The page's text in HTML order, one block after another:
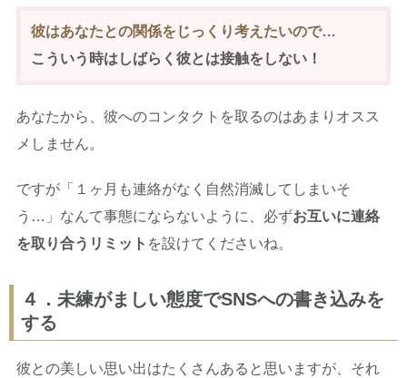
彼はあなたとの関係をじっくり考えたいので…
こういう時はしばらく彼とは接触をしない！
あなたから、彼へのコンタクトを取るのはあまりオスス
メしません。
ですが「１ヶ月も連絡がなく自然消滅してしまいそ
う…」なんて事態にならないように、必ずお互いに連絡
を取り合うリミット を設けてくださいね。
４．未練がましい態度でSNSへの書き込みを
する
彼との美しい思い出はたくさんあると思いますが、それ